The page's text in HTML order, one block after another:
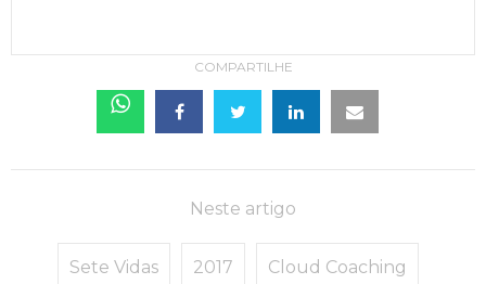
COMPARTILHE
Neste artigo
Sete Vidas 2017 Cloud Coaching